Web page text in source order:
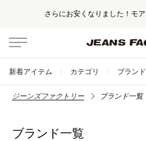
なりました！モアセール開催！ 対象アイテム
新着アイテム カテゴリ ブランド
ジーンズファクトリー ブランド一覧
ブランド一覧